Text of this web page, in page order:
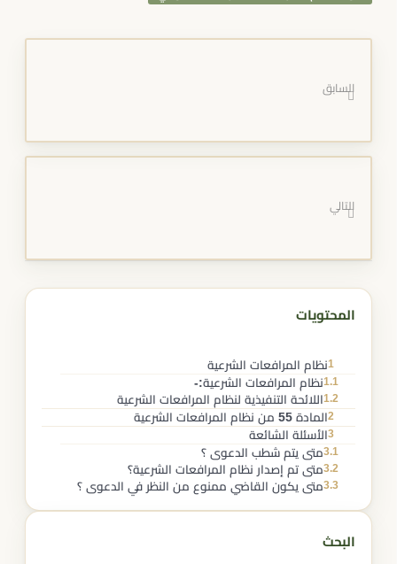
السابق
التالي
المحتويات
1نظام المرافعات الشرعية
1.1نظام المرافعات الشرعية:-
1.2اللائحة التنفيذية لنظام المرافعات الشرعية
2المادة 55 من نظام المرافعات الشرعية
3الأسئلة الشائعة
3.1متى يتم شطب الدعوى ؟
3.2متى تم إصدار نظام المرافعات الشرعية؟
3.3متى يكون القاضي ممنوع من النظر في الدعوى ؟
البحث